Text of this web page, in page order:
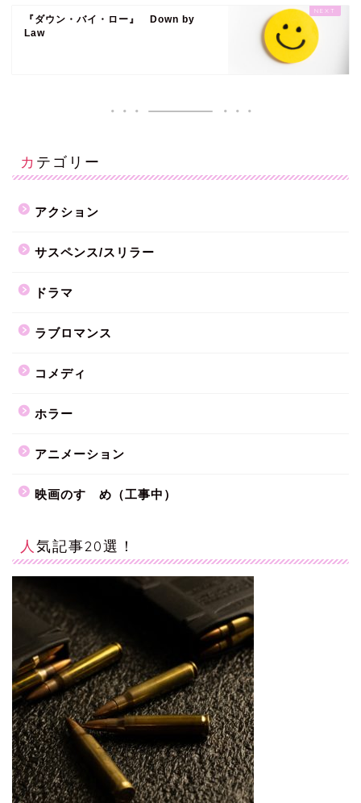
『ダウン・バイ・ロー』 Down by
Law
カテゴリー
アクション
サスペンス/スリラー
ドラマ
ラブロマンス
コメディ
ホラー
アニメーション
映画のすゝめ（工事中）
人気記事20選！